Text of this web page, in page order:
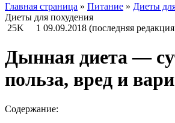
Главная страница » Питание » Диеты
Диеты для похудения
25K
1 09.09.2018 (последняя
Дынная диета —
польза, вред и
Содержание: